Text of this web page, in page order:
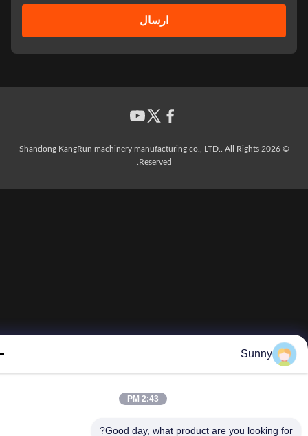
ارسال
© 2026 Shandong KangRun machinery manufacturing co., LTD.. All Rights
Reserved.
Sunny
2:43 PM
Good day, what product are you looking